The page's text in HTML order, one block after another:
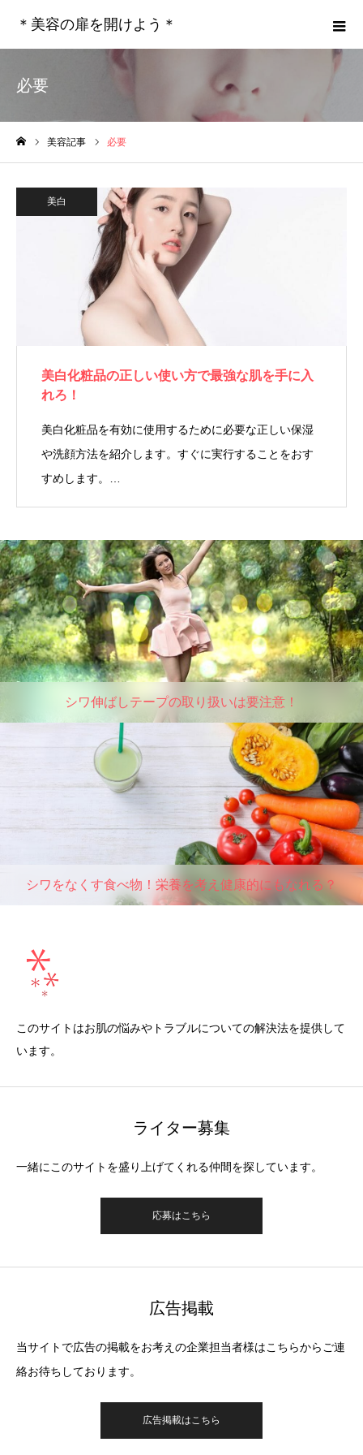
＊美容の扉を開けよう＊
必要
美容記事 必要
美白
美白化粧品の正しい使い方で最強な肌を手に入
れろ！
美白化粧品を有効に使用するために必要な正しい保湿
や洗顔方法を紹介します。すぐに実行することをおす
すめします。…
シワ伸ばしテープの取り扱いは要注意！
シワをなくす食べ物！栄養を考え健康的にもなれる？
このサイトはお肌の悩みやトラブルについての解決法を提供して
います。
ライター募集
一緒にこのサイトを盛り上げてくれる仲間を探しています。
応募はこちら
広告掲載
当サイトで広告の掲載をお考えの企業担当者様はこちらからご連
絡お待ちしております。
広告掲載はこちら